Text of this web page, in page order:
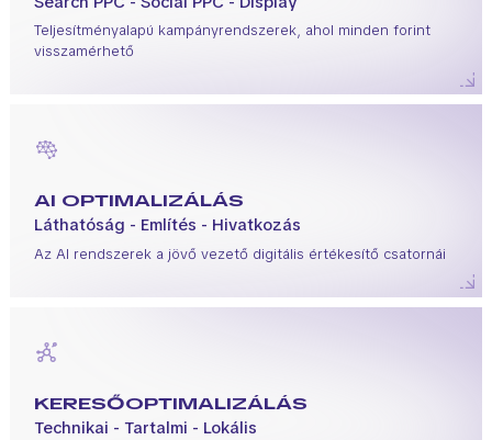
Teljesítményalapú kampányrendszerek, ahol minden forint
visszamérhető
AI OPTIMALIZÁLÁS
Láthatóság - Említés - Hivatkozás
Az AI rendszerek a jövő vezető digitális értékesítő csatornái
KERESŐOPTIMALIZÁLÁS
Technikai - Tartalmi - Lokális